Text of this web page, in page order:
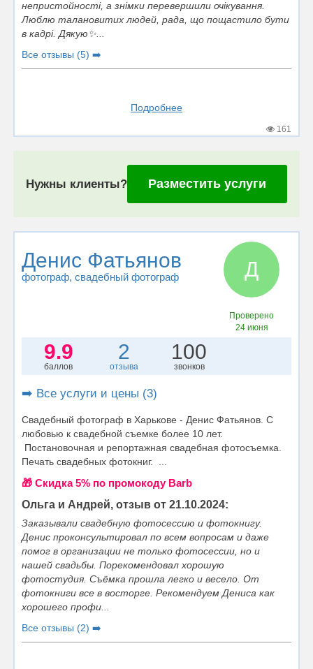
непристойності, а знімки перевершили очікування.
Люблю талановитих людей, рада, що пощастило бути
в кадрі. Дякую✨...
Все отзывы (5) ➡️
Подробнее
161
Нужны клиенты? Разместить услуги
Денис Фатьянов
фотограф, свадебный фотограф Д
Проверено
24 июня
9.9
баллов
2
отзыва
100
звонков
➡️ Все услуги и цены (3)
Свадебный фотограф в Харькове - Денис Фатьянов. С
любовью к свадебной cъемке более 10 лет.
Постановочная и репортажная свадебная фотосъемка.
Печать свадебных фотокниг. ...
🎁 Cкидка 5% по промокоду Barb
Ольга и Андрей, отзыв от 21.10.2024:
Заказывали свадебную фотосессию и фотокнигу.
Денис проконсультировал по всем вопросам и даже
помог в организации не только фотосессии, но и
нашей свадьбы. Порекомендовал хорошую
фотостудия. Съёмка прошла легко и весело. От
фотокниги все в восторге. Рекомендуем Дениса как
хорошего профи...
Все отзывы (2) ➡️